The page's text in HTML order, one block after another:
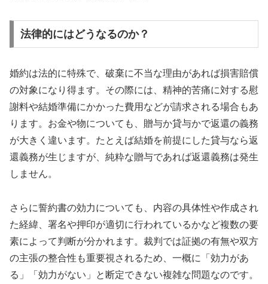
法律的にはどうなるのか？
婚約は法的に特殊で、破棄に不当な理由があれば損害賠償
の対象になり得ます。その際には、精神的苦痛に対する慰
謝料や結婚準備にかかった費用などが請求される場合もあ
ります。お金や物についても、贈与か貸与かで返還の義務
が大きく違います。たとえば結婚を前提にした貸与なら返
還義務が生じますが、純粋な贈与であれば返還義務は発生
しません。
さらに誓約書の効力についても、内容の具体性や作成され
た経緯、署名や押印が適切に行われているかなど複数の要
素によって判断が分かれます。裁判では証拠の有無や双方
の主張の整合性も重要視されるため、一概に「効力があ
る」「効力がない」と断定できない複雑な問題なのです。